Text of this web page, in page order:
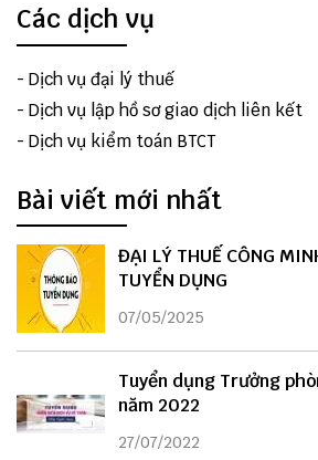
Các dịch vụ
- Dịch vụ đại lý thuế
- Dịch vụ lập hồ sơ giao dịch liên kết
- Dịch vụ kiểm toán BTCT
Bài viết mới nhất
ĐẠI LÝ THUẾ CÔNG
TUYỂN DỤNG
07/05/2025
Tuyển dụng Trưởng
năm 2022
27/07/2022